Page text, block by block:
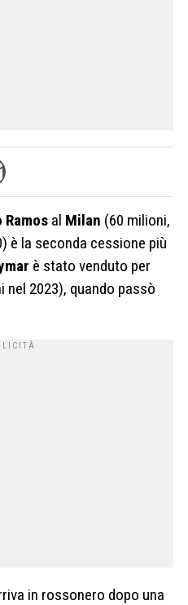
Ramos al Milan (60 milioni,
è la seconda cessione più
è stato venduto per
2023), quando passò
in rossonero dopo una